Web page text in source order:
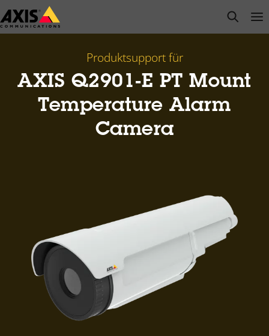
Zum
Hauptinhalt
open
Produktsupport für
AXIS Q2901-E PT Mount
Temperature Alarm
Camera